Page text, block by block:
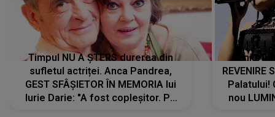
Timpul NU A ȘTERS durerea din
sufletul actriței. Anca Pandrea,
GEST SFÂȘIETOR ÎN MEMORIA lui
Iurie Darie: "A fost copleșitor. Pe
Tania
REVENIRE
Palatului!
nou